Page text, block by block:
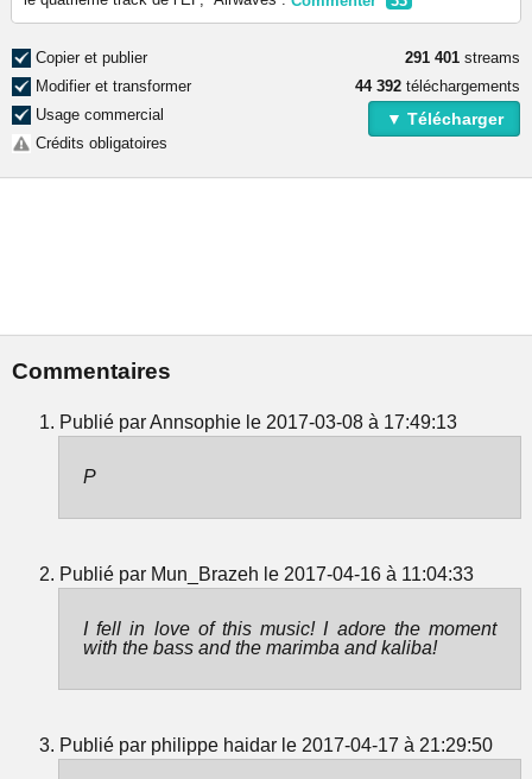
Copier et publier
Modifier et transformer
Usage commercial
Crédits obligatoires
291 401 streams
44 392 téléchargements
▼ Télécharger
Commentaires
Publié par Annsophie le 2017-03-08 à 17:49:13
P
Publié par Mun_Brazeh le 2017-04-16 à 11:04:33
I fell in love of this music! I adore the moment
with the bass and the marimba and kaliba!
Publié par philippe haidar le 2017-04-17 à 21:29:50